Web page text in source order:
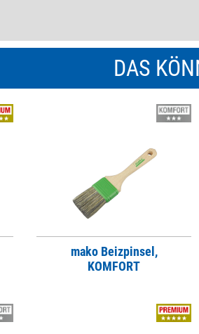
DAS
mako Beizpinsel,
KOMFORT